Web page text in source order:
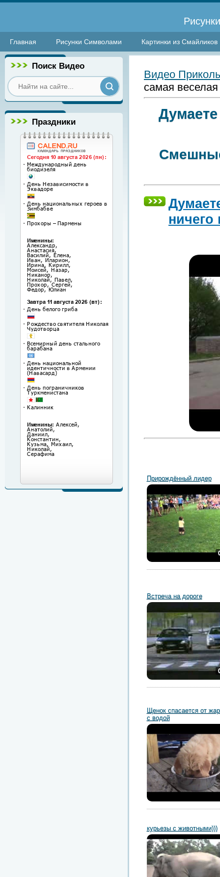
Главная Рисунки Символами Картинки из Смайликов
Поиск Видео
Праздники
Видео
самая
ничего
Прирождённый лидер
Встреча на дороге
Щенок спасается от
с водой
курьезы с животными)))